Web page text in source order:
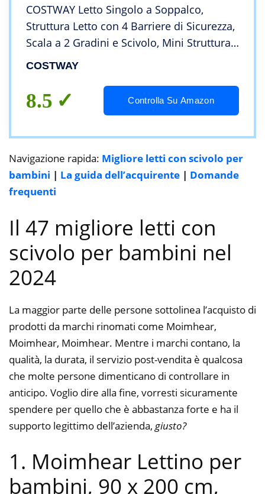
COSTWAY Letto Singolo a Soppalco,
Struttura Letto con 4 Barriere di Sicurezza,
Scala a 2 Gradini e Scivolo, Mini Struttura
del Letto per Bambini, Capacità di Carico:
COSTWAY
8.5 Controlla Su Amazon
Navigazione rapida: Migliore letti con scivolo per
bambini | La guida dell’acquirente | Domande
frequenti
Il 47 migliore letti con
scivolo per bambini nel
2024
La maggior parte delle persone sottolinea l’acquisto di
prodotti da marchi rinomati come Moimhear,
Moimhear, Moimhear. Mentre i marchi contano, la
qualità, la durata, il servizio post-vendita è qualcosa
che molte persone dimenticano di controllare in
anticipo. Voglio dire alla fine, vorresti sicuramente
spendere per quello che è abbastanza forte e ha il
supporto legittimo dell’azienda, giusto?
1. Moimhear Lettino per
bambini, 90 x 200 cm,